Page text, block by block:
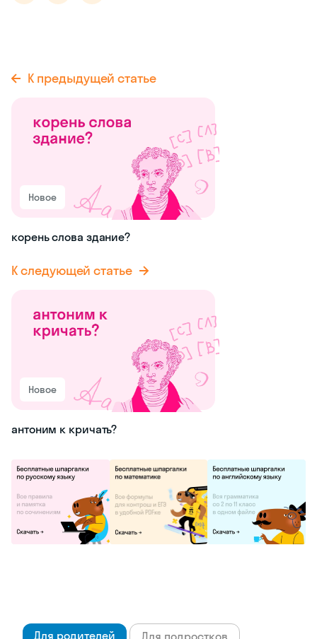
К предыдущей статье
Новое
корень слова здание?
К следующей статье
Новое
антоним к кричать?
Для родителей